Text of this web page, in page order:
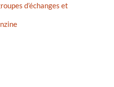
d’échanges et